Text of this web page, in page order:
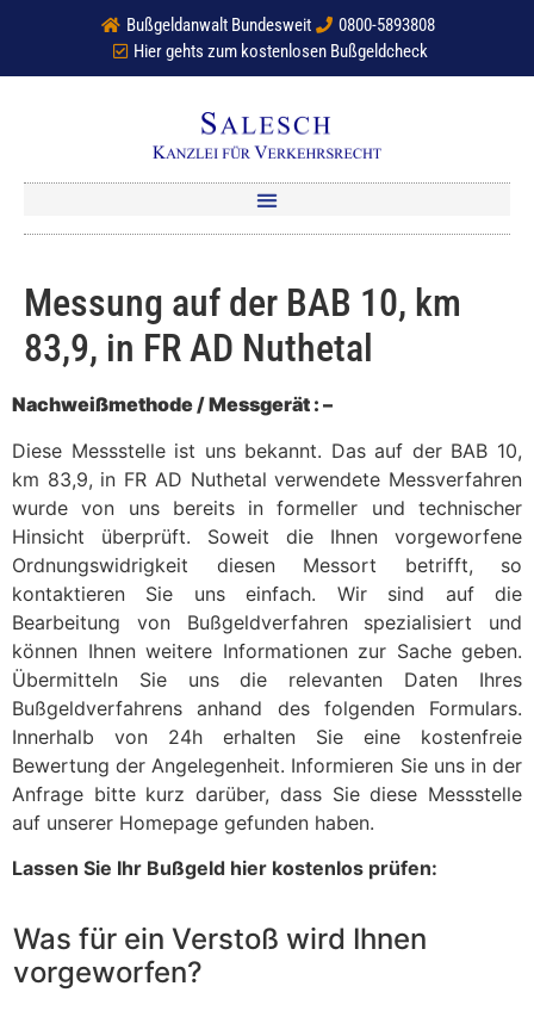
Bußgeldanwalt Bundesweit
0800-5893808
Hier gehts zum kostenlosen Bußgeldcheck
Messung auf der BAB 10, km
83,9, in FR AD Nuthetal
Nachweißmethode / Messgerät : –
Diese Messstelle ist uns bekannt. Das auf der BAB 10,
km 83,9, in FR AD Nuthetal verwendete Messverfahren
wurde von uns bereits in formeller und technischer
Hinsicht überprüft. Soweit die Ihnen vorgeworfene
Ordnungswidrigkeit diesen Messort betrifft, so
kontaktieren Sie uns einfach. Wir sind auf die
Bearbeitung von Bußgeldverfahren spezialisiert und
können Ihnen weitere Informationen zur Sache geben.
Übermitteln Sie uns die relevanten Daten Ihres
Bußgeldverfahrens anhand des folgenden Formulars.
Innerhalb von 24h erhalten Sie eine kostenfreie
Bewertung der Angelegenheit. Informieren Sie uns in der
Anfrage bitte kurz darüber, dass Sie diese Messstelle
auf unserer Homepage gefunden haben.
Lassen Sie Ihr Bußgeld hier kostenlos prüfen:
Was für ein Verstoß wird Ihnen
vorgeworfen?